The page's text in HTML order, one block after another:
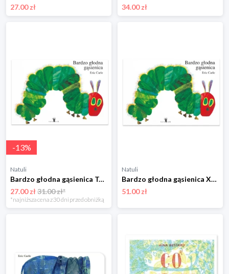
27.00 zł
34.00 zł
-13%
Natuli
Bardzo głodna gąsienica Tatarak
27.00 zł31.00 zł*
*najniższa cena z 30 dni przed obniżką
Natuli
Bardzo głodna gąsienica XL Tatarak
51.00 zł